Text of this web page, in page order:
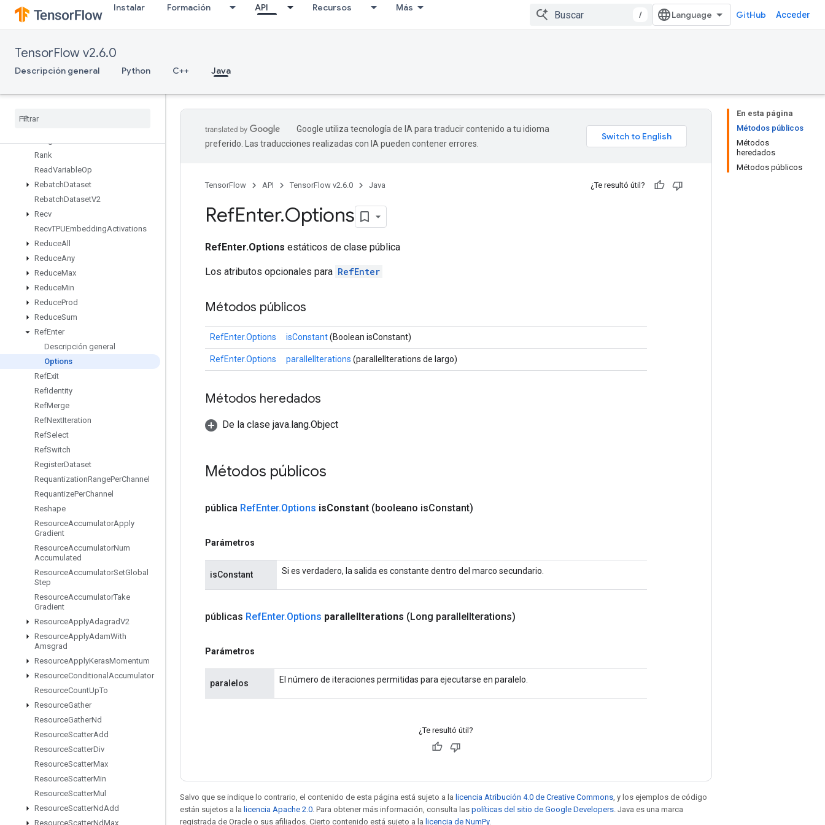
Instalar Formación API Recursos Más
/ GitHub Acceder
TensorFlow v2.6.0
Descripción general Python C++ Java
RaggedCountSparseOutput
RaggedCross
RaggedRange
RaggedTensorFromVariant
RaggedTensorToTensor
Rank
ReadVariableOp
RebatchDataset
RebatchDatasetV2
Recv
RecvTPUEmbeddingActivations
ReduceAll
ReduceAny
ReduceMax
ReduceMin
ReduceProd
ReduceSum
RefEnter
Descripción general
Options
RefExit
RefIdentity
RefMerge
RefNextIteration
RefSelect
RefSwitch
RegisterDataset
RequantizationRangePerChannel
RequantizePerChannel
Reshape
ResourceAccumulatorApply
Gradient
ResourceAccumulatorNum
Accumulated
ResourceAccumulatorSetGlobal
Step
ResourceAccumulatorTake
Gradient
ResourceApplyAdagradV2
ResourceApplyAdamWith
Amsgrad
ResourceApplyKerasMomentum
ResourceConditional Accumulator
ResourceCountUpTo
ResourceGather
ResourceGatherNd
ResourceScatterAdd
ResourceScatterDiv
ResourceScatterMax
ResourceScatterMin
ResourceScatterMul
ResourceScatterNdAdd
ResourceScatterNdMax
En esta página
Métodos públicos
Métodos
heredados
Métodos públicos
Google utiliza tecnología de IA para traducir contenido a tu idioma
preferido. Las traducciones realizadas con IA pueden contener errores.
TensorFlow API TensorFlow v2.6.0 Java ¿Te resultó útil?
RefEnter.Options
RefEnter.Options estáticos de clase pública
Los atributos opcionales para RefEnter
Métodos públicos
RefEnter.Options isConstant(Boolean isConstant)
RefEnter.Options parallelIterations (parallelIterations de largo)
Métodos heredados
De la clase java.lang.Object
Métodos públicos
pública RefEnter.Options isConstant (booleano isConstant)
Parámetros
isConstant Si es verdadero, la salida es constante dentro del marco secundario.
públicas RefEnter.Options parallelIterations (Long parallelIterations)
Parámetros
paralelos El número de iteraciones permitidas para ejecutarse en paralelo.
¿Te resultó útil?
Salvo que se indique lo contrario, el contenido de esta página está sujeto a la licencia Atribución 4.0 de Creative Commons , y los ejemplos de código
están sujetos a la licencia Apache 2.0 . Para obtener más información, consulta las políticas del sitio de Google Developers . Java es una marca
registrada de Oracle o sus afiliados. Cierto contenido está sujeto a la licencia de NumPy.